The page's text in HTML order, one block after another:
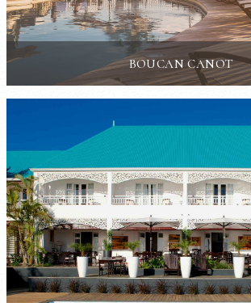
BOUCAN CANOT